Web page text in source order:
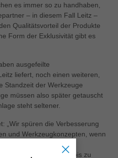
es immer so zu handhaben,
– in diesem Fall Leitz –
Qualitätsvorteil der Produkte
Form der Exklusivität gibt es
ausgefeilte
liefert, noch einen weiteren,
Standzeit der Werkzeuge
müssen also später getauscht
steht seltener.
„Wir spüren die Verbesserung
und Werkzeugkonzepten, wenn
und das neue
Wir schaffen bis zu